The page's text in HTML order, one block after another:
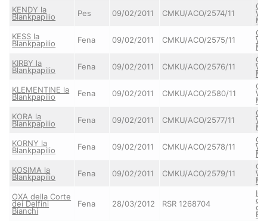
KENDY la
Blankpapilio Pes 09/02/2011 CMKU/ACO/2574/11 W.
KESS la
Blankpapilio Fena 09/02/2011 CMKU/ACO/2575/11 W.
KIRBY la
Blankpapilio Fena 09/02/2011 CMKU/ACO/2576/11 W.
KLEMENTINE la
Blankpapilio Fena 09/02/2011 CMKU/ACO/2580/11 W.
KORA la
Blankpapilio Fena 09/02/2011 CMKU/ACO/2577/11 W.
KORNY la
Blankpapilio Fena 09/02/2011 CMKU/ACO/2578/11 W.
KOSIMA la
Blankpapilio Fena 09/02/2011 CMKU/ACO/2579/11 W.
OXA della Corte
dei Delfini
Bianchi
Fena 28/03/2012 RSR 1268704